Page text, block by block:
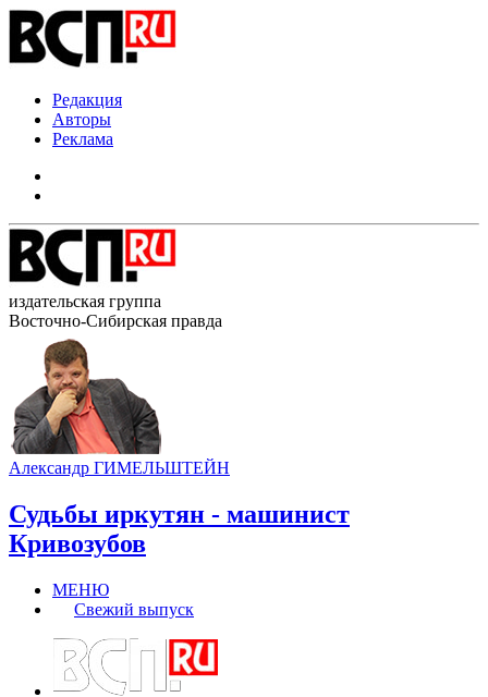
Редакция
Авторы
Реклама
издательская группа
Восточно-Сибирская правда
Александр ГИМЕЛЬШТЕЙН
Судьбы иркутян - машинист
Кривозубов
МЕНЮ
Свежий выпуск